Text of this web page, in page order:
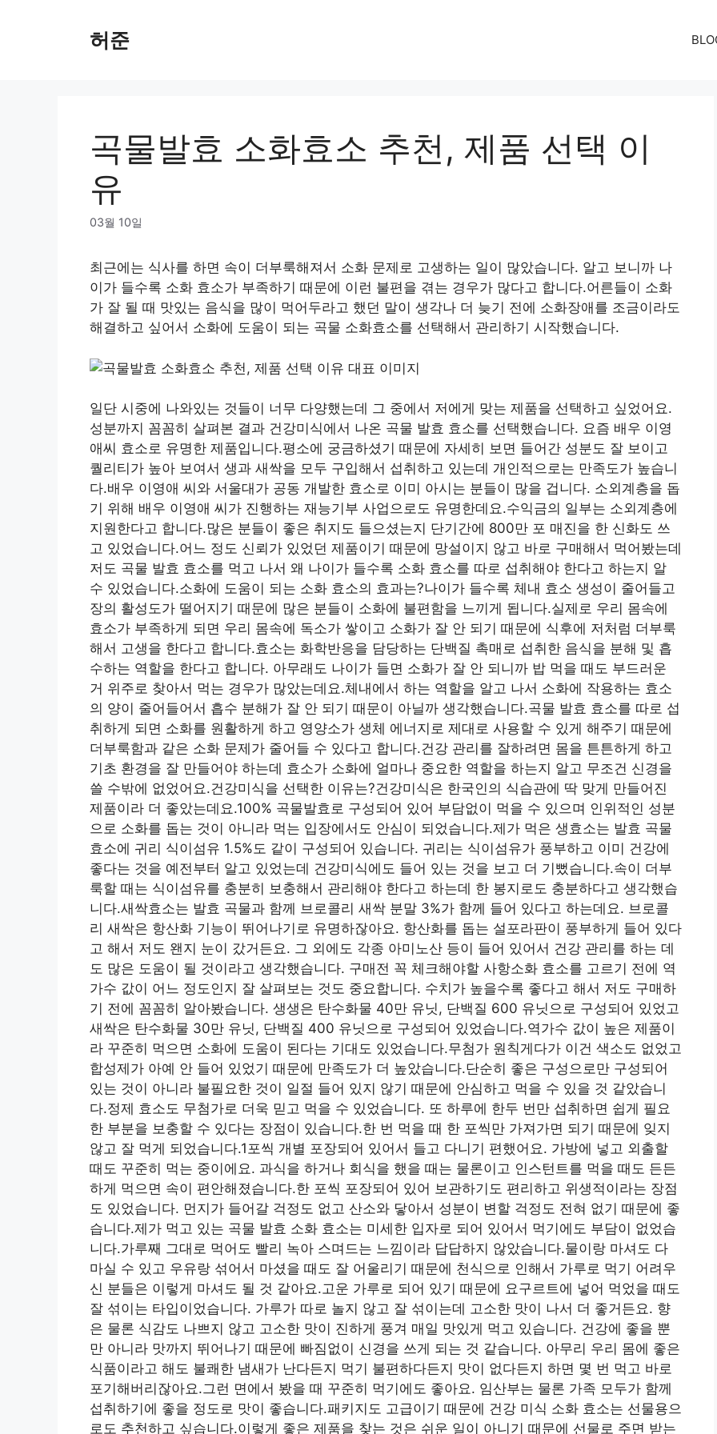
허준
곡물발효 소화효소 추천, 제품 선택 이
유
03월 10일
최근에는 식사를 하면 속이 더부룩해져서 소화 문제로 고생하는 일이 많았습니다. 알고 보니까 나
이가 들수록 소화 효소가 부족하기 때문에 이런 불편을 겪는 경우가 많다고 합니다.어른들이 소화
가 잘 될 때 맛있는 음식을 많이 먹어두라고 했던 말이 생각나 더 늦기 전에 소화장애를 조금이라도
해결하고 싶어서 소화에 도움이 되는 곡물 소화효소를 선택해서 관리하기 시작했습니다.
일단 시중에 나와있는 것들이 너무 다양했는데 그 중에서 저에게 맞는 제품을 선택하고 싶었어요.
성분까지 꼼꼼히 살펴본 결과 건강미식에서 나온 곡물 발효 효소를 선택했습니다. 요즘 배우 이영
애씨 효소로 유명한 제품입니다.평소에 궁금하셨기 때문에 자세히 보면 들어간 성분도 잘 보이고
퀄리티가 높아 보여서 생과 새싹을 모두 구입해서 섭취하고 있는데 개인적으로는 만족도가 높습니
다.배우 이영애 씨와 서울대가 공동 개발한 효소로 이미 아시는 분들이 많을 겁니다. 소외계층을 돕
기 위해 배우 이영애 씨가 진행하는 재능기부 사업으로도 유명한데요.수익금의 일부는 소외계층에
지원한다고 합니다.많은 분들이 좋은 취지도 들으셨는지 단기간에 800만 포 매진을 한 신화도 쓰
고 있었습니다.어느 정도 신뢰가 있었던 제품이기 때문에 망설이지 않고 바로 구매해서 먹어봤는데
저도 곡물 발효 효소를 먹고 나서 왜 나이가 들수록 소화 효소를 따로 섭취해야 한다고 하는지 알
수 있었습니다.소화에 도움이 되는 소화 효소의 효과는?나이가 들수록 체내 효소 생성이 줄어들고
장의 활성도가 떨어지기 때문에 많은 분들이 소화에 불편함을 느끼게 됩니다.실제로 우리 몸속에
효소가 부족하게 되면 우리 몸속에 독소가 쌓이고 소화가 잘 안 되기 때문에 식후에 저처럼 더부룩
해서 고생을 한다고 합니다.효소는 화학반응을 담당하는 단백질 촉매로 섭취한 음식을 분해 및 흡
수하는 역할을 한다고 합니다. 아무래도 나이가 들면 소화가 잘 안 되니까 밥 먹을 때도 부드러운
거 위주로 찾아서 먹는 경우가 많았는데요.체내에서 하는 역할을 알고 나서 소화에 작용하는 효소
의 양이 줄어들어서 흡수 분해가 잘 안 되기 때문이 아닐까 생각했습니다.곡물 발효 효소를 따로 섭
취하게 되면 소화를 원활하게 하고 영양소가 생체 에너지로 제대로 사용할 수 있게 해주기 때문에
더부룩함과 같은 소화 문제가 줄어들 수 있다고 합니다.건강 관리를 잘하려면 몸을 튼튼하게 하고
기초 환경을 잘 만들어야 하는데 효소가 소화에 얼마나 중요한 역할을 하는지 알고 무조건 신경을
쓸 수밖에 없었어요.건강미식을 선택한 이유는?건강미식은 한국인의 식습관에 딱 맞게 만들어진
제품이라 더 좋았는데요.100% 곡물발효로 구성되어 있어 부담없이 먹을 수 있으며 인위적인 성분
으로 소화를 돕는 것이 아니라 먹는 입장에서도 안심이 되었습니다.제가 먹은 생효소는 발효 곡물
효소에 귀리 식이섬유 1.5%도 같이 구성되어 있습니다. 귀리는 식이섬유가 풍부하고 이미 건강에
좋다는 것을 예전부터 알고 있었는데 건강미식에도 들어 있는 것을 보고 더 기뻤습니다.속이 더부
룩할 때는 식이섬유를 충분히 보충해서 관리해야 한다고 하는데 한 봉지로도 충분하다고 생각했습
니다.새싹효소는 발효 곡물과 함께 브로콜리 새싹 분말 3%가 함께 들어 있다고 하는데요. 브로콜
리 새싹은 항산화 기능이 뛰어나기로 유명하잖아요. 항산화를 돕는 설포라판이 풍부하게 들어 있다
고 해서 저도 왠지 눈이 갔거든요. 그 외에도 각종 아미노산 등이 들어 있어서 건강 관리를 하는 데
도 많은 도움이 될 것이라고 생각했습니다. 구매전 꼭 체크해야할 사항소화 효소를 고르기 전에 역
가수 값이 어느 정도인지 잘 살펴보는 것도 중요합니다. 수치가 높을수록 좋다고 해서 저도 구매하
기 전에 꼼꼼히 알아봤습니다. 생생은 탄수화물 40만 유닛, 단백질 600 유닛으로 구성되어 있었고
새싹은 탄수화물 30만 유닛, 단백질 400 유닛으로 구성되어 있었습니다.역가수 값이 높은 제품이
라 꾸준히 먹으면 소화에 도움이 된다는 기대도 있었습니다.무첨가 원칙게다가 이건 색소도 없었고
합성제가 아예 안 들어 있었기 때문에 만족도가 더 높았습니다.단순히 좋은 구성으로만 구성되어
있는 것이 아니라 불필요한 것이 일절 들어 있지 않기 때문에 안심하고 먹을 수 있을 것 같았습니
다.정제 효소도 무첨가로 더욱 믿고 먹을 수 있었습니다. 또 하루에 한두 번만 섭취하면 쉽게 필요
한 부분을 보충할 수 있다는 장점이 있습니다.한 번 먹을 때 한 포씩만 가져가면 되기 때문에 잊지
않고 잘 먹게 되었습니다.1포씩 개별 포장되어 있어서 들고 다니기 편했어요. 가방에 넣고 외출할
때도 꾸준히 먹는 중이에요. 과식을 하거나 회식을 했을 때는 물론이고 인스턴트를 먹을 때도 든든
하게 먹으면 속이 편안해졌습니다.한 포씩 포장되어 있어 보관하기도 편리하고 위생적이라는 장점
도 있었습니다. 먼지가 들어갈 걱정도 없고 산소와 닿아서 성분이 변할 걱정도 전혀 없기 때문에 좋
습니다.제가 먹고 있는 곡물 발효 소화 효소는 미세한 입자로 되어 있어서 먹기에도 부담이 없었습
니다.가루째 그대로 먹어도 빨리 녹아 스며드는 느낌이라 답답하지 않았습니다.물이랑 마셔도 다
마실 수 있고 우유랑 섞어서 마셨을 때도 잘 어울리기 때문에 천식으로 인해서 가루로 먹기 어려우
신 분들은 이렇게 마셔도 될 것 같아요.고운 가루로 되어 있기 때문에 요구르트에 넣어 먹었을 때도
잘 섞이는 타입이었습니다. 가루가 따로 놀지 않고 잘 섞이는데 고소한 맛이 나서 더 좋거든요. 향
은 물론 식감도 나쁘지 않고 고소한 맛이 진하게 풍겨 매일 맛있게 먹고 있습니다. 건강에 좋을 뿐
만 아니라 맛까지 뛰어나기 때문에 빠짐없이 신경을 쓰게 되는 것 같습니다. 아무리 우리 몸에 좋은
식품이라고 해도 불쾌한 냄새가 난다든지 먹기 불편하다든지 맛이 없다든지 하면 몇 번 먹고 바로
포기해버리잖아요.그런 면에서 봤을 때 꾸준히 먹기에도 좋아요. 임산부는 물론 가족 모두가 함께
섭취하기에 좋을 정도로 맛이 좋습니다.패키지도 고급이기 때문에 건강 미식 소화 효소는 선물용으
로도 추천하고 싶습니다.이렇게 좋은 제품을 찾는 것은 쉬운 일이 아니기 때문에 선물로 주면 받는